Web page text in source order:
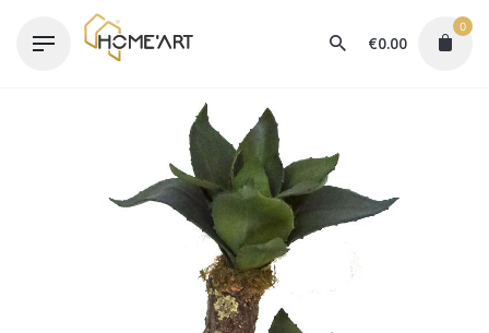
€0.00
0